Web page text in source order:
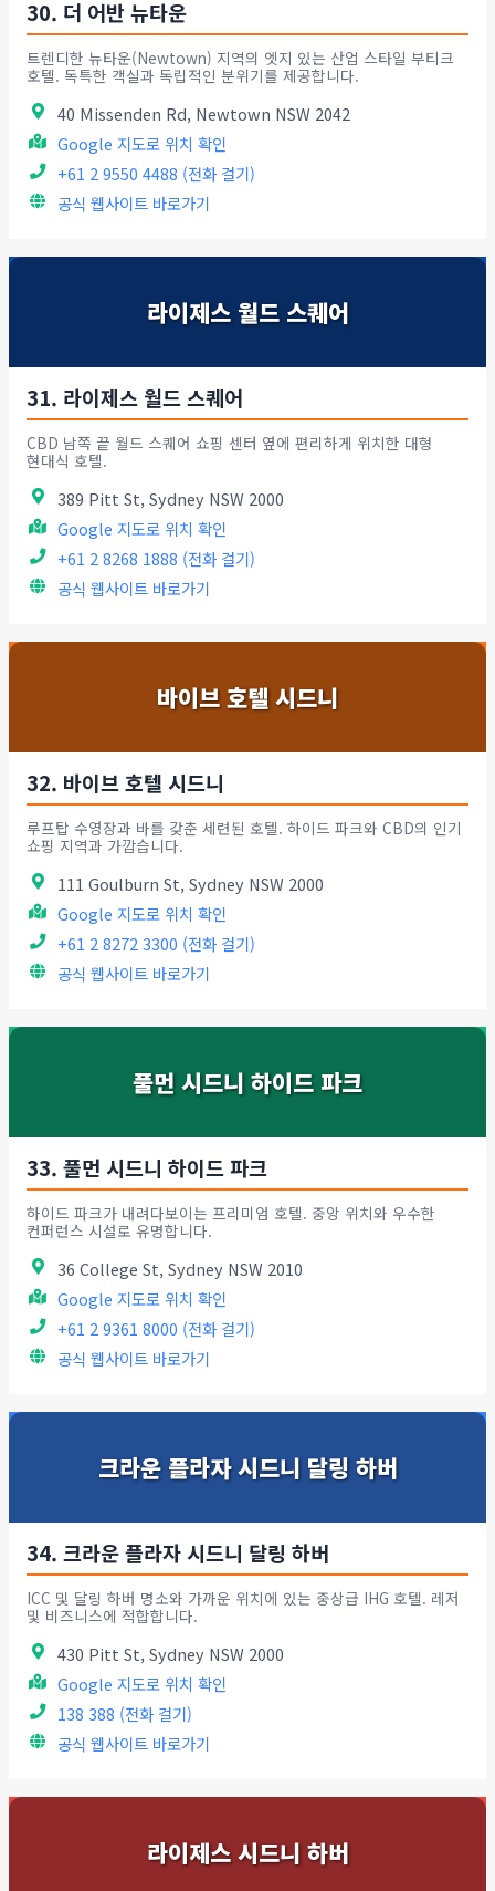
30. 더 어반 뉴타운
트렌디한 뉴타운(Newtown) 지역의 엣지 있는 산업 스타일 부티크
호텔. 독특한 객실과 독립적인 분위기를 제공합니다.
40 Missenden Rd, Newtown NSW 2042
Google 지도로 위치 확인
+61 2 9550 4488 (전화 걸기)
공식 웹사이트 바로가기
라이제스 월드 스퀘어
31. 라이제스 월드 스퀘어
CBD 남쪽 끝 월드 스퀘어 쇼핑 센터 옆에 편리하게 위치한 대형
현대식 호텔.
389 Pitt St, Sydney NSW 2000
Google 지도로 위치 확인
+61 2 8268 1888 (전화 걸기)
공식 웹사이트 바로가기
바이브 호텔 시드니
32. 바이브 호텔 시드니
루프탑 수영장과 바를 갖춘 세련된 호텔. 하이드 파크와 CBD의 인기
쇼핑 지역과 가깝습니다.
111 Goulburn St, Sydney NSW 2000
Google 지도로 위치 확인
+61 2 8272 3300 (전화 걸기)
공식 웹사이트 바로가기
풀먼 시드니 하이드 파크
33. 풀먼 시드니 하이드 파크
하이드 파크가 내려다보이는 프리미엄 호텔. 중앙 위치와 우수한
컨퍼런스 시설로 유명합니다.
36 College St, Sydney NSW 2010
Google 지도로 위치 확인
+61 2 9361 8000 (전화 걸기)
공식 웹사이트 바로가기
크라운 플라자 시드니 달링 하버
34. 크라운 플라자 시드니 달링 하버
ICC 및 달링 하버 명소와 가까운 위치에 있는 중상급 IHG 호텔. 레저
및 비즈니스에 적합합니다.
430 Pitt St, Sydney NSW 2000
Google 지도로 위치 확인
138 388 (전화 걸기)
공식 웹사이트 바로가기
라이제스 시드니 하버